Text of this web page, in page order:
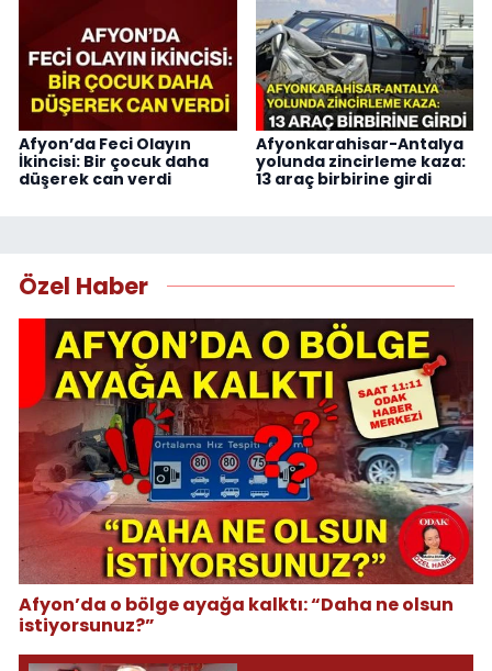
Afyon’da Feci Olayın
İkincisi: Bir çocuk daha
düşerek can verdi
Afyonkarahisar-Antalya
yolunda zincirleme kaza:
13 araç birbirine girdi
Özel Haber
Afyon’da o bölge ayağa kalktı: “Daha ne olsun
istiyorsunuz?”